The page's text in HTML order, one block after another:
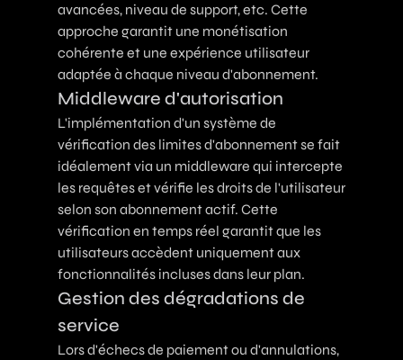
avancées, niveau de support, etc. Cette
approche garantit une monétisation
cohérente et une expérience utilisateur
adaptée à chaque niveau d'abonnement.
Middleware d'autorisation
L'implémentation d'un système de
vérification des limites d'abonnement se fait
idéalement via un middleware qui intercepte
les requêtes et vérifie les droits de l'utilisateur
selon son abonnement actif. Cette
vérification en temps réel garantit que les
utilisateurs accèdent uniquement aux
fonctionnalités incluses dans leur plan.
Gestion des dégradations de
service
Lors d'échecs de paiement ou d'annulations,